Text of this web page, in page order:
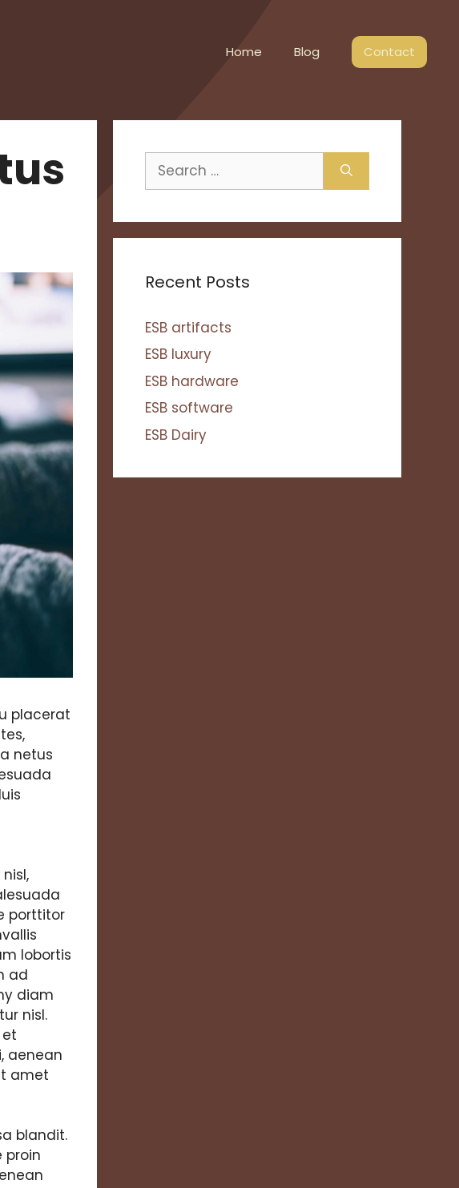
Home Blog Contact
placerat
netus
porttitor
lobortis
ad
diam
nisl.
aenean
amet
blandit.
proin
Search
for:
Recent Posts
ESB artifacts
ESB luxury
ESB hardware
ESB software
ESB Dairy